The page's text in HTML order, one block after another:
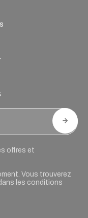
offres et
Vous trouverez
les conditions